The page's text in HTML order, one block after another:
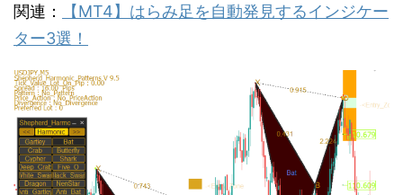
関連：
【MT4】はらみ足を自動発見するインジケー
ター3選！